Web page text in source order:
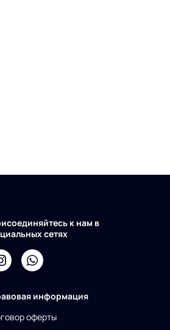
к нам в
сетях
информация
оферты